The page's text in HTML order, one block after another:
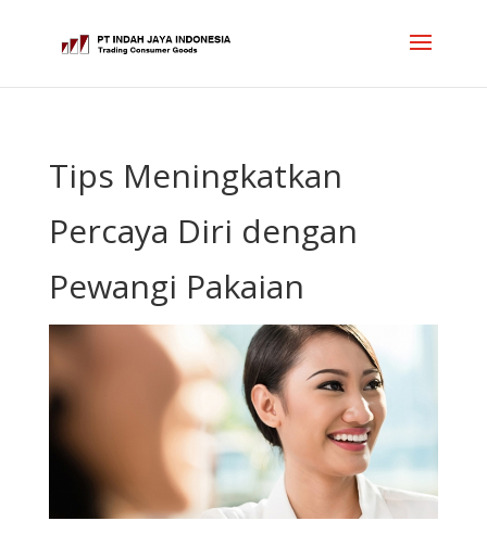
Tips Meningkatkan
Percaya Diri dengan
Pewangi Pakaian